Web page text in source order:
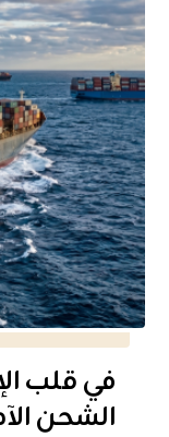
في قلب
الشحن